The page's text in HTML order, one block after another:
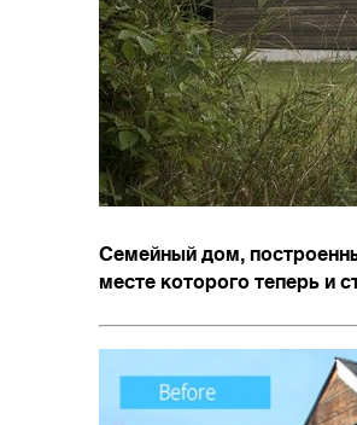
Семейный дом,
месте которого теперь и